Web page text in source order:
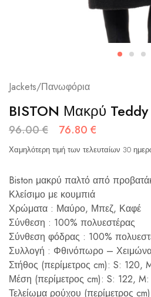
Jackets/Πανωφόρια
BISTON Μακρύ Teddy
96.00€ 76.80 €
Χαμηλότερη τιμή των τελευταίων 30
Biston μακρύ παλτό από
Κλείσιμο με κουμπιά
Χρώματα : Μαύρο, Μπεζ, Καφέ
Σύνθεση : 100% πολυεστέρας
Σύνθεση φόδρας : 100%
Συλλογή : Φθινόπωρο –
Στήθος (περίμετρος cm): S: 120,
Μέση (περίμετρος cm): S: 122,
Τελείωμα ρούχου (περίμετρος